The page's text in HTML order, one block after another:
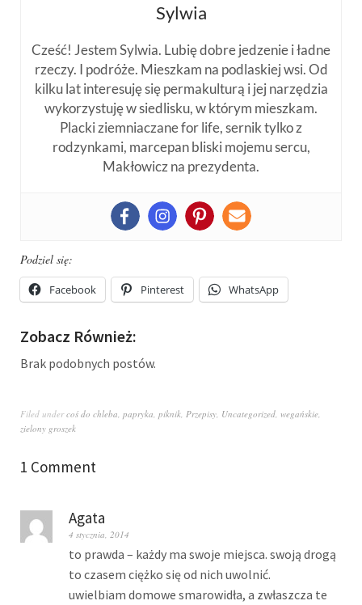
Sylwia
Cześć! Jestem Sylwia. Lubię dobre jedzenie i ładne
rzeczy. I podróże. Mieszkam na podlaskiej wsi. Od
kilku lat interesuję się permakulturą i jej narzędzia
wykorzystuję w siedlisku, w którym mieszkam.
Placki ziemniaczane for life, sernik tylko z
rodzynkami, marcepan bliski mojemu sercu,
Makłowicz na prezydenta.
Podziel się:
Facebook Pinterest WhatsApp
Zobacz Również:
Brak podobnych postów.
Filed undercoś do chleba papryka piknik Przepisy Uncategorized wegańskie
zielony groszek
1 Comment
Agata
4 stycznia, 2014
to prawda – każdy ma swoje miejsca. swoją drogą
to czasem ciężko się od nich uwolnić.
uwielbiam domowe smarowidła, a zwłaszcza te